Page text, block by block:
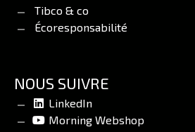
Tibco & co
Écoresponsabilité
NOUS SUIVRE
LinkedIn
Morning Webshop